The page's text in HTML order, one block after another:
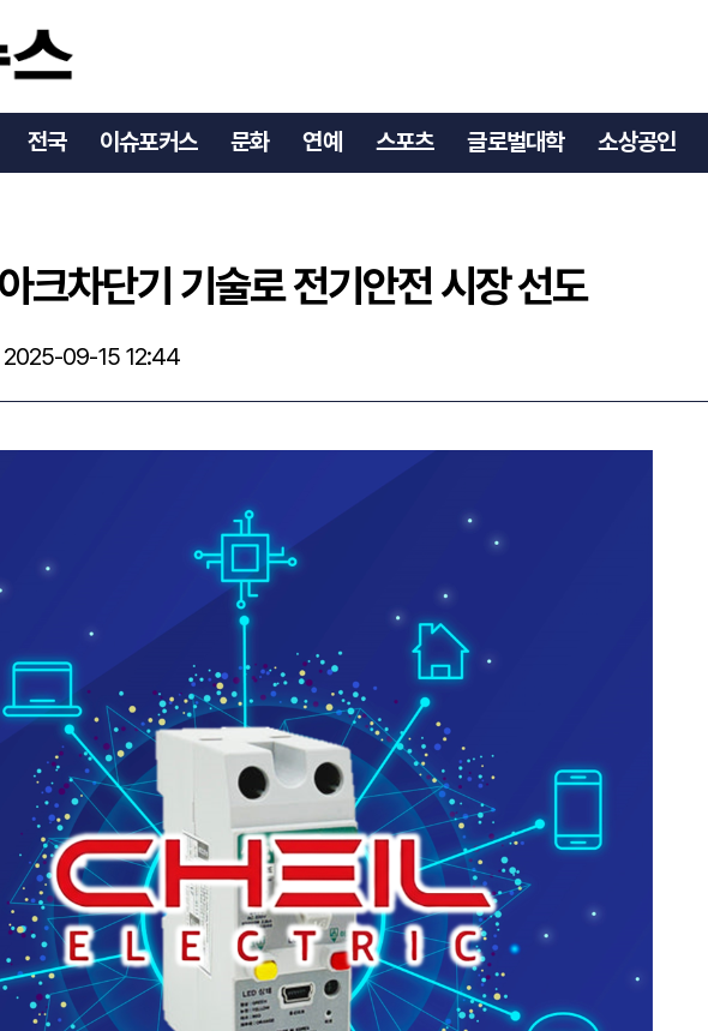
전국 이슈포커스 문화 연예 스포츠 글로벌대학 소상공인
제일일렉트릭, 아크차단기 기술로 전기안전 시장 선도
크차단기 기술로 전기안전 시장 선도
2025-09-15 12:44